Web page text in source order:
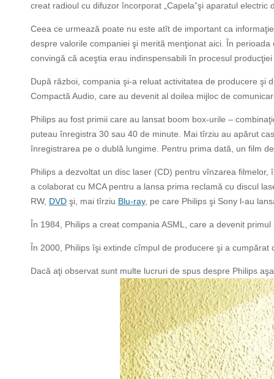
creat radioul cu difuzor încorporat „Capela”şi aparatul electric
Ceea ce urmează poate nu este atît de important ca
despre valorile companiei şi merită menţionat aici. În
convingă că aceştia erau indinspensabili în procesul
După război, compania şi-a reluat activitatea de producere şi
Compactă Audio, care au devenit al doilea mijloc de
Philips au fost primii care au lansat boom box-urile –
puteau înregistra 30 sau 40 de minute. Mai tîrziu au apărut
înregistrarea pe o dublă lungime. Pentru prima dată, un film
Philips a dezvoltat un disc laser (CD) pentru vînzarea
a colaborat cu MCA pentru a lansa prima reclamă cu discul
RW, DVD şi, mai tîrziu Blu-ray, pe care Philips şi Sony l-au
În 1984, Philips a creat compania ASML, care a devenit
În 2000, Philips îşi extinde cîmpul de producere şi a
Dacă aţi observat sunt multe lucruri de spus despre Philips